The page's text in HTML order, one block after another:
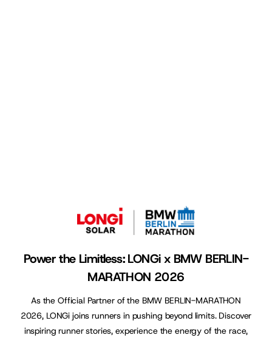
Power the Limitless: LONGi x BMW BERLIN-
MARATHON 2026
As the Official Partner of the BMW BERLIN-MARATHON
2026, LONGi joins runners in pushing beyond limits. Discover
inspiring runner stories, experience the energy of the race,